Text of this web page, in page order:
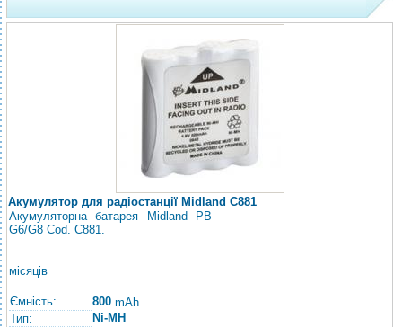
Акумулятор для радіостанції Midland C881
Акумуляторна батарея Midland PB
G6/G8 Cod. C881.
місяців
Ємність: 800 mAh
Тип:
Ni-MH